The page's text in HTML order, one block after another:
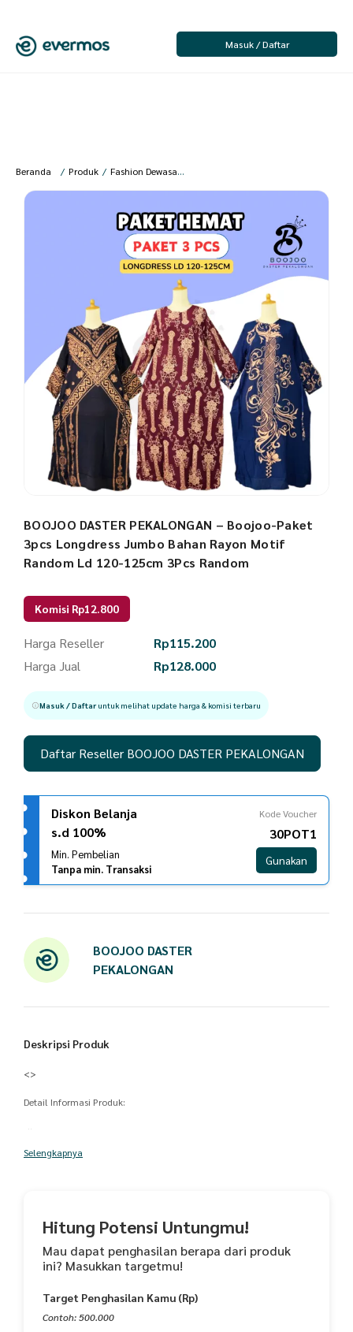
Masuk / Daftar
Beranda / Produk / Fashion Dewasa /
BOOJOO DASTER PEKALONGAN – Boojoo-Paket
3pcs Longdress Jumbo Bahan Rayon Motif
Random Ld 120-125cm 3Pcs Random
Komisi Rp12.800
Harga Reseller Rp115.200
Harga Jual
Rp128.000
Masuk / Daftaruntuk melihat update harga & komisi terbaru
Daftar Reseller BOOJOO DASTER PEKALONGAN
Diskon Belanja
s.d 100%
Min. Pembelian
Tanpa min. Transaksi
Kode Voucher
30POT1
Gunakan
BOOJOO DASTER
PEKALONGAN
Deskripsi Produk
<>
Detail Informasi Produk:
<>
- Lingkar Dada 120-125cm
Panjang Lengan : Lengan Panjang
Busui Fiendly dilengkapi Kancing depan
Selengkapnya
Hitung Potensi Untungmu!
Mau dapat penghasilan berapa dari produk
ini? Masukkan targetmu!
Target Penghasilan Kamu (Rp)
Contoh: 500.000